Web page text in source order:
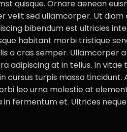
quisque. Ornare aenean
velit sed ullamcorper. Ut diam
bibendum est ultricies
habitant morbi tristique
a cras semper. Ullamcorper
adipiscing at in tellus. In vitae
cursus turpis massa tincidunt.
leo urna molestie at
in fermentum et. Ultrices